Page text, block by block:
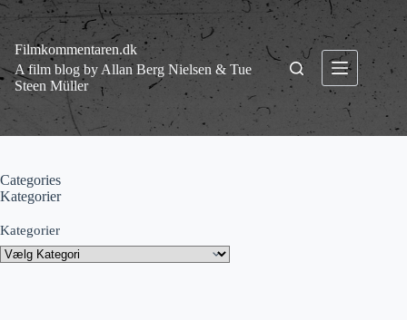
Fortsæt
indhold
Filmkommentaren.dk
A film blog by Allan Berg Nielsen & Tue
Steen Müller
Categories
Kategorier
Kategorier